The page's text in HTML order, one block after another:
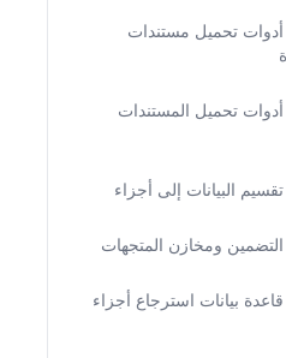
أدوات تحميل مستندات
أدوات تحميل المستندات
البيانات إلى أجزاء
التضمين ومخازن المتجهات
بيانات استرجاع أجزاء